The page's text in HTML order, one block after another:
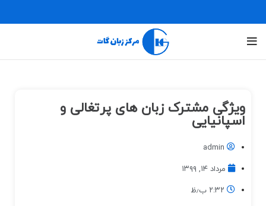
ویژگی مشترک زبان های پرتغالی و
اسپانیایی
admin
مرداد ۱۴, ۱۳۹۹
۲:۳۲ ب٫ظ